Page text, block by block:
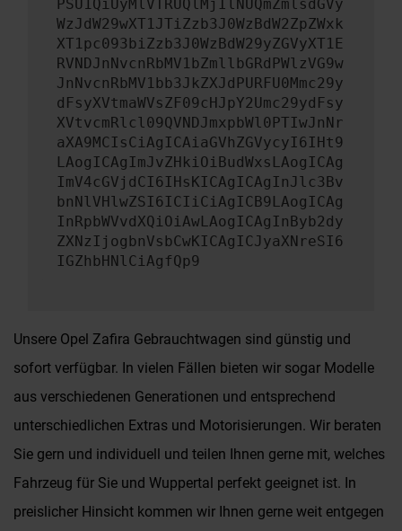
PSU1QiUyMlVTRUQlMjIlNUQmZmlsdGVy
WzJdW29wXT1JTiZzb3J0WzBdW2ZpZWxk
XT1pc093biZzb3J0WzBdW29yZGVyXT1E
RVNDJnNvcnRbMV1bZmllbGRdPWlzVG9w
JnNvcnRbMV1bb3JkZXJdPURFU0Mmc29y
dFsyXVtmaWVsZF09cHJpY2Umc29ydFsy
XVtvcmRlcl09QVNDJmxpbWl0PTIwJnNr
aXA9MCIsCiAgICAiaGVhZGVycyI6IHt9
LAogICAgImJvZHkiOiBudWxsLAogICAg
ImV4cGVjdCI6IHsKICAgICAgInJlc3Bv
bnNlVHlwZSI6ICIiCiAgICB9LAogICAg
InRpbWVvdXQiOiAwLAogICAgInByb2dy
ZXNzIjogbnVsbCwKICAgICJyaXNreSI6
IGZhbHNlCiAgfQp9
Unsere Opel Zafira Gebrauchtwagen sind günstig und
sofort verfügbar. In vielen Fällen bieten wir sogar Modelle
aus verschiedenen Generationen und entsprechend
unterschiedlichen Extras und Motorisierungen. Wir beraten
Sie gern und individuell und teilen Ihnen gerne mit, welches
Fahrzeug für Sie und Wuppertal perfekt geeignet ist. In
preislicher Hinsicht kommen wir Ihnen gerne weit entgegen